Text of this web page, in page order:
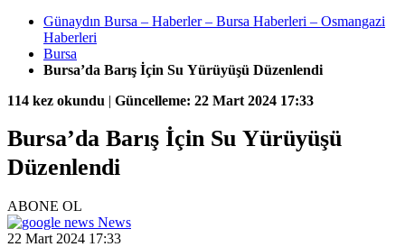
Günaydın Bursa – Haberler – Bursa Haberleri – Osmangazi
Haberleri
Bursa
Bursa’da Barış İçin Su Yürüyüşü Düzenlendi
114 kez okundu | Güncelleme: 22 Mart 2024 17:33
Bursa’da Barış İçin Su Yürüyüşü
Düzenlendi
ABONE OL
News
22 Mart 2024 17:33